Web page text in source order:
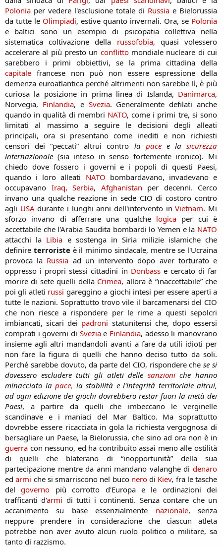
Polonia per vedere l'esclusione totale di Russia e Bielorussia
da tutte le Olimpiadi, estive quanto invernali. Ora, se Polonia
e baltici sono un esempio di psicopatia collettiva nella
sistematica coltivazione della russofobia, quasi volessero
accelerare al più presto un conflittomondiale nucleare di cui
sarebbero i primi obbiettivi, se la prima cittadina della
capitale francese non può non essere espressione della
demenza euroatlantica perché altrimenti non sarebbe lì, è più
curiosa la posizione in prima linea di Islanda, Danimarca,
Norvegia, Finlandia, e Svezia. Generalmente defilati anche
quando in qualità di membri NATO, come i primi tre, si sono
limitati al massimo a seguire le decisioni degli alleati
principali, ora si presentano come inediti e non richiesti
censori dei “peccati” altrui contro la pacee lasicurezza
internazionale (sia inteso in senso fortemente ironico). Mi
chiedo dove fossero i governi e i popoli di questi Paesi,
quando i loro alleati NATO bombardavano, invadevano e
occupavano Iraq, Serbia, Afghanistan per decenni. Cerco
invano una qualche reazione in sede CIO di costoro contro
agli USA durante i lunghi anni dell'intervento inVietnam. Mi
sforzo invano di afferrare una qualche logica per cui è
accettabile che l'Arabia Saudita bombardi lo Yemen e la NATO
attacchi la Libia e sostenga in Siria milizie islamiche che
definire terroristeè il minimo sindacale, mentre se l'Ucraina
provoca la Russia ad un intervento dopo aver torturato e
oppresso i propri stessi cittadini in Donbasse cercato di far
morire di sete quelli della Crimea, allora è “inaccettabile” che
poi gli atleti russi gareggino a giochi intesi per essere aperti a
tutte le nazioni. Soprattutto trovo vile il barcamenarsi del CIO
che non riesce a rispondere per le rime a questi sepolcri
imbiancati, sicari dei padroni statunitensi che, dopo essersi
comprati i governi di Sveziae Finlandia, adesso li manovrano
insieme agli altri mandandoli avanti a fare da utili idioti per
non fare la figura di quelli che hanno deciso tutto da soli.
Perché sarebbe dovuto, da parte del CIO, rispondere chese si
dovessero escludere tutti gli atleti delle sanzioniche hanno
minacciato la pace, la stabilità e l'integrità territoriale altrui,
ad ogni edizione dei giochi dovrebbero restar fuori la metà dei
Paesi, a partire da quelli che imbeccano le verginelle
scandinave e i maniaci del Mar Baltico. Ma soprattutto
dovrebbe essere ricacciata in gola la richiesta vergognosa di
bersagliare un Paese, la Bielorussia, che sino ad ora non è in
guerra con nessuno, ed ha contribuito assai meno alle ostilità
di quelli che blaterano di “inopportunità” della sua
partecipazione mentre da anni mandano valanghe di denaro
edarmi che si smarriscono nel buco nerodi Kiev, fra le tasche
delgoverno più corrotto d'Europa e le ordinazioni dei
trafficanti d'armi di tutti i continenti. Senza contare che un
accanimento su base essenzialmente nazionale, senza
neppure prendere in considerazione che ciascun atleta
potrebbe non aver avuto alcun ruolo politico o militare, sa
tanto di razzismo.